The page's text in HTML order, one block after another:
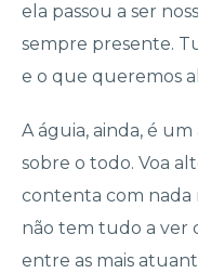
ela passou a ser
sempre presente.
e o que queremos
A águia, ainda, é
sobre o todo. Voa
contenta com nada
não tem tudo a ver
entre as mais